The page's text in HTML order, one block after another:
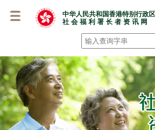
容
中华人民共和国香港特别行政
社 会 福 利 署 长 者 资 讯 网
搜寻 *